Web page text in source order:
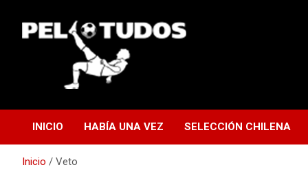
contenido
INICIO HABÍA UNA VEZ SELECCIÓN CHILENA
Inicio Veto